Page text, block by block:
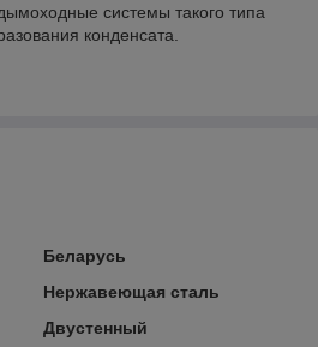
системы такого типа
конденсата.
Беларусь
Нержавеющая сталь
Двустенный